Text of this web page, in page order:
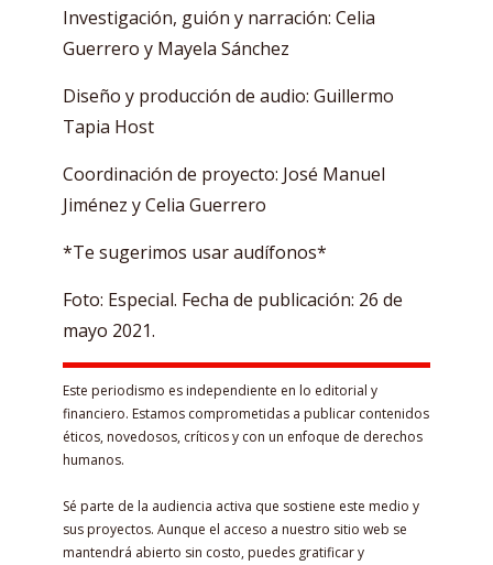
Investigación, guión y narración: Celia
Guerrero y Mayela Sánchez
Diseño y producción de audio: Guillermo
Tapia Host
Coordinación de proyecto: José Manuel
Jiménez y Celia Guerrero
*Te sugerimos usar audífonos*
Foto: Especial. Fecha de publicación: 26 de
mayo 2021.
Este periodismo es independiente en lo editorial y
financiero. Estamos comprometidas a publicar contenidos
éticos, novedosos, críticos y con un enfoque de derechos
humanos.
Sé parte de la audiencia activa que sostiene este medio y
sus proyectos. Aunque el acceso a nuestro sitio web se
mantendrá abierto sin costo, puedes gratificar y